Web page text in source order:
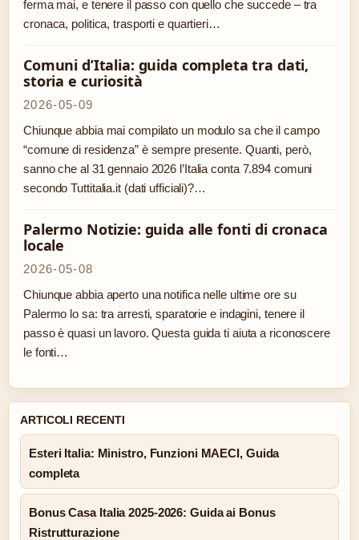
ferma mai, e tenere il passo con quello che succede – tra
cronaca, politica, trasporti e quartieri…
Comuni d’Italia: guida completa tra dati,
storia e curiosità
2026-05-09
Chiunque abbia mai compilato un modulo sa che il campo
“comune di residenza” è sempre presente. Quanti, però,
sanno che al 31 gennaio 2026 l’Italia conta 7.894 comuni
secondo Tuttitalia.it (dati ufficiali)?…
Palermo Notizie: guida alle fonti di cronaca
locale
2026-05-08
Chiunque abbia aperto una notifica nelle ultime ore su
Palermo lo sa: tra arresti, sparatorie e indagini, tenere il
passo è quasi un lavoro. Questa guida ti aiuta a riconoscere
le fonti…
ARTICOLI RECENTI
Esteri Italia: Ministro, Funzioni MAECI, Guida
completa
Bonus Casa Italia 2025-2026: Guida ai Bonus
Ristrutturazione